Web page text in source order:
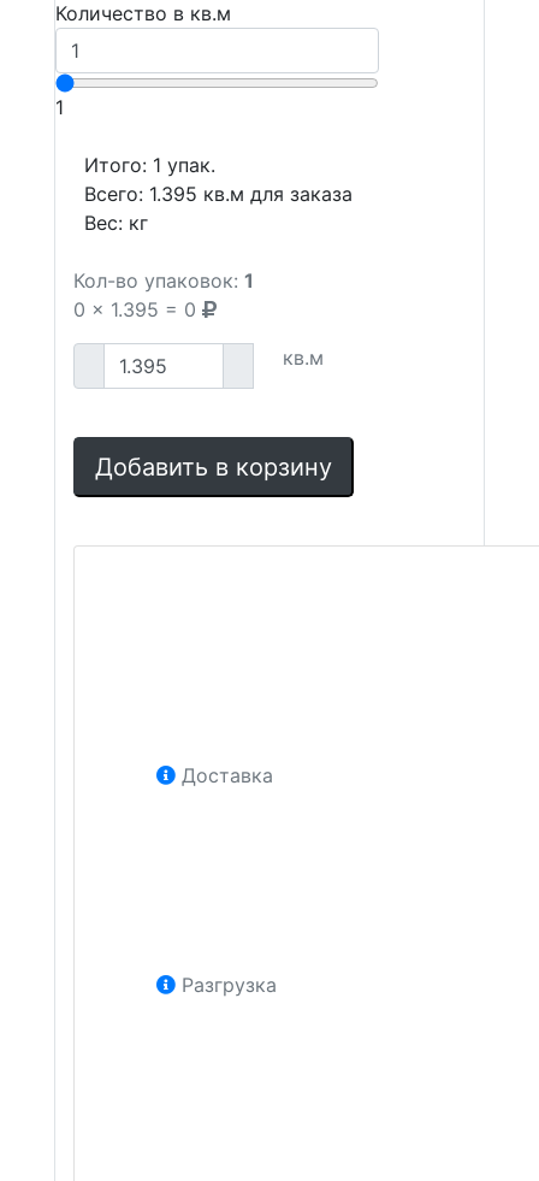
Количество в кв.м
1
Итого: 1 упак.
Всего: 1.395 кв.м для заказа
Вес: кг
Кол-во упаковок: 1
0 x 1.395 = 0
кв.м
Добавить в корзину
Доставка
Разгрузка